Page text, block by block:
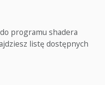
programu shadera
listę dostępnych